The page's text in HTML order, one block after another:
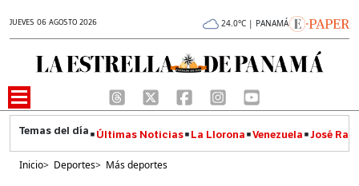
JUEVES 06 AGOSTO 2026 24.0°C | PANAMÁ
Últimas Noticias La Llorona Venezuela José
Inicio> Deportes> Más deportes